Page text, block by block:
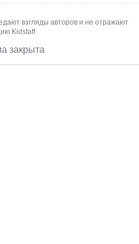
взгляды авторов и не отражают
Kidstaff
закрыта